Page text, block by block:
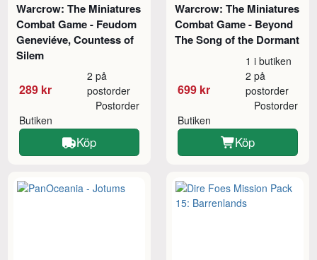
Warcrow: The Miniatures
Combat Game - Feudom
Geneviéve, Countess of
Silem
289 kr
2 på
postorder
Butiken
Postorder
Köp
Warcrow: The Miniatures
Combat Game - Beyond
The Song of the Dormant
699 kr
1 i butiken
2 på
postorder
Butiken
Postorder
Köp